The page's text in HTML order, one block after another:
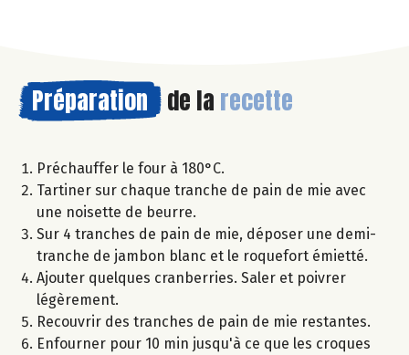
Préparation de la recette
Préchauffer le four à 180°C.
Tartiner sur chaque tranche de pain de mie avec
une noisette de beurre.
Sur 4 tranches de pain de mie, déposer une demi-
tranche de jambon blanc et le roquefort émietté.
Ajouter quelques cranberries. Saler et poivrer
légèrement.
Recouvrir des tranches de pain de mie restantes.
Enfourner pour 10 min jusqu'à ce que les croques